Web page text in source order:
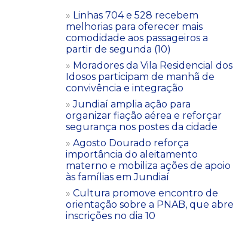
Linhas 704 e 528 recebem
melhorias para oferecer mais
comodidade aos passageiros a
partir de segunda (10)
Moradores da Vila Residencial dos
Idosos participam de manhã de
convivência e integração
Jundiaí amplia ação para
organizar fiação aérea e reforçar
segurança nos postes da cidade
Agosto Dourado reforça
importância do aleitamento
materno e mobiliza ações de apoio
às famílias em Jundiaí
Cultura promove encontro de
orientação sobre a PNAB, que abre
inscrições no dia 10